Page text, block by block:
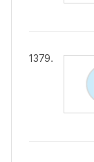
1379.